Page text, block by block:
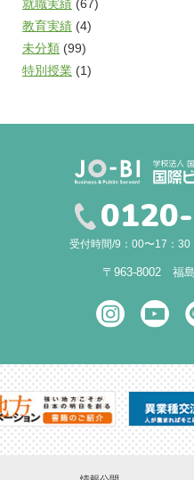
就職実績 (67)
教育実績 (4)
未分類 (99)
特別授業 (1)
受付時間/9：00〜17：30
〒963-8002 福